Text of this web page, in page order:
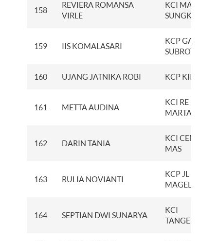
158
REVIERA ROMANSA
VIRLE
KCI MAYJEN
SUNGKONO
159 IIS KOMALASARI
KCP GATOT
SUBROTO
160 UJANG JATNIKA ROBI KCP KIIC
161 METTA AUDINA
KCI RE
162 DARIN TANIA
KCI CEMPAKA
MAS
163 RULIA NOVIANTI
KCP JL
MAGELANG
164 SEPTIAN DWI SUNARYA
KCI
TANGERANG